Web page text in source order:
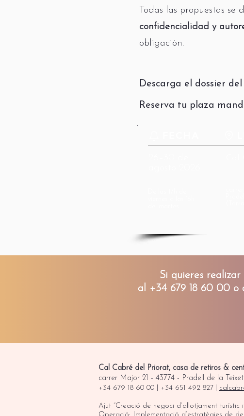
Todas las propuestas
confidencialidad y
obligación.
Descarga el dossier
Reserva tu plaza
Si quieres
al +34 679 18 60 00 o
Cal Cabré del Priorat, casa de retiros &
carrer Major 21 - 43774 - Pradell de la
+34 679 18 60 00 | +34 651 492 827
Ajut “Creació de negoci d’allotjament turístic